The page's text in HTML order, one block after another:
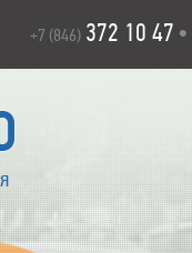
+7 (846) 372 10 47 •